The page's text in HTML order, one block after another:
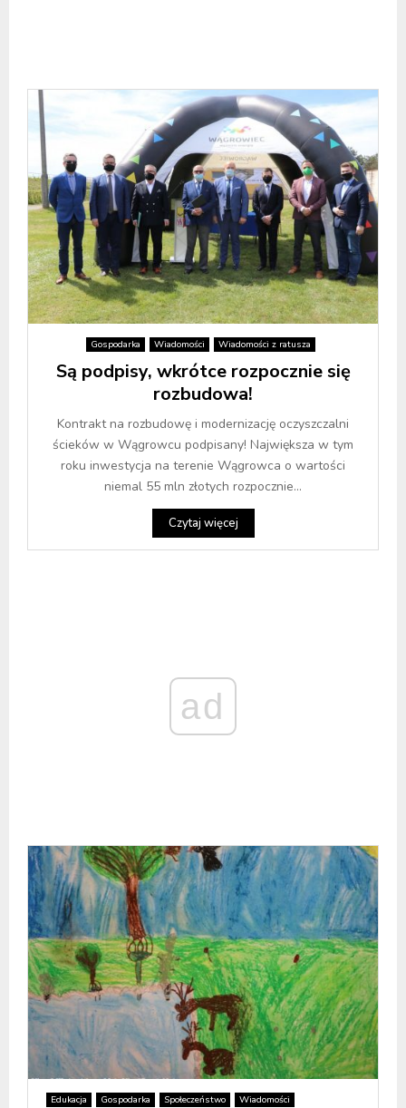
Gospodarka Wiadomości Wiadomości z ratusza
Są podpisy, wkrótce rozpocznie się
rozbudowa!
Kontrakt na rozbudowę i modernizację oczyszczalni
ścieków w Wągrowcu podpisany! Największa w tym
roku inwestycja na terenie Wągrowca o wartości
niemal 55 mln złotych rozpocznie...
Czytaj więcej
ad
Edukacja Gospodarka Społeczeństwo
Wiadomości